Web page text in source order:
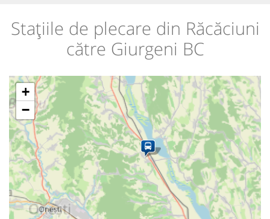
Stațiile de plecare din Răcăciuni
către Giurgeni BC
+
−